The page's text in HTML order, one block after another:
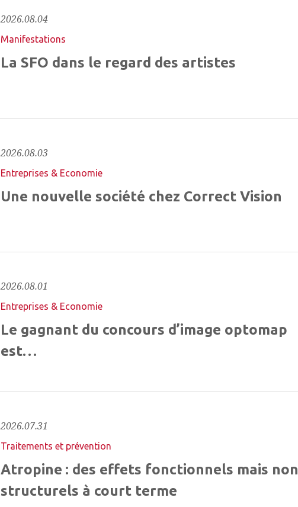
2026.08.04
Manifestations
La SFO dans le regard des artistes
2026.08.03
Entreprises & Economie
Une nouvelle société chez Correct Vision
2026.08.01
Entreprises & Economie
Le gagnant du concours d’image optomap
est…
2026.07.31
Traitements et prévention
Atropine : des effets fonctionnels mais non
structurels à court terme